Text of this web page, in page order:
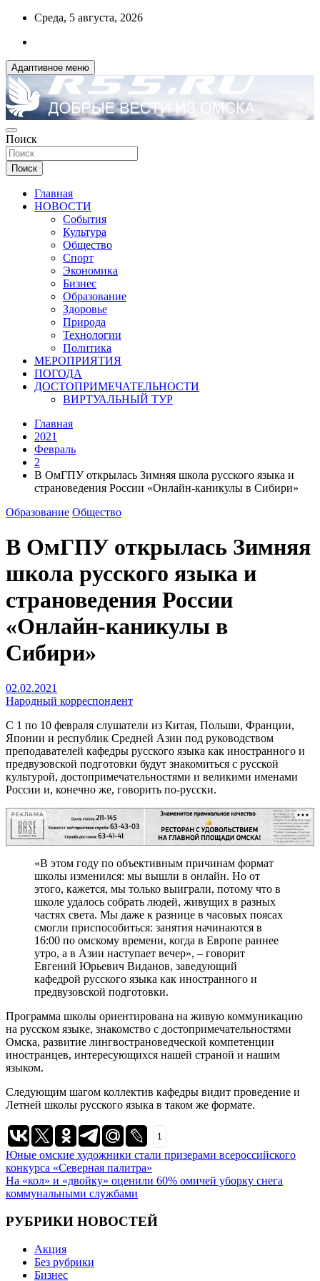
Перейти
содержимому
Среда, 5 августа, 2026
Адаптивное меню
R55.RU
ДОБРЫЕ ВЕСТИ ИЗ ОМСКА
Поиск
Поиск
Главная
НОВОСТИ
События
Культура
Общество
Спорт
Экономика
Бизнес
Образование
Здоровье
Природа
Технологии
Политика
МЕРОПРИЯТИЯ
ПОГОДА
ДОСТОПРИМЕЧАТЕЛЬНОСТИ
ВИРТУАЛЬНЫЙ ТУР
Главная
2021
Февраль
2
В ОмГПУ открылась Зимняя школа русского языка и
страноведения России «Онлайн-каникулы в Сибири»
Образование Общество
В ОмГПУ открылась Зимняя
школа русского языка и
страноведения России
«Онлайн-каникулы в
Сибири»
02.02.2021
Народный корреспондент
С 1 по 10 февраля слушатели из Китая, Польши, Франции,
Японии и республик Средней Азии под руководством
преподавателей кафедры русского языка как иностранного и
предвузовской подготовки будут знакомиться с русской
культурой, достопримечательностями и великими именами
России и, конечно же, говорить по-русски.
РЕКЛАМА
«В этом году по объективным причинам формат
школы изменился: мы вышли в онлайн. Но от
этого, кажется, мы только выиграли, потому что в
школе удалось собрать людей, живущих в разных
частях света. Мы даже к разнице в часовых поясах
смогли приспособиться: занятия начинаются в
16:00 по омскому времени, когда в Европе раннее
утро, а в Азии наступает вечер», – говорит
Евгений Юрьевич Виданов, заведующий
кафедрой русского языка как иностранного и
предвузовской подготовки.
Программа школы ориентирована на живую коммуникацию
на русском языке, знакомство с достопримечательностями
Омска, развитие лингвострановедческой компетенции
иностранцев, интересующихся нашей страной и нашим
языком.
Следующим шагом коллектив кафедры видит проведение и
Летней школы русского языка в таком же формате.
1
Навигация
по
записям
Юные омские художники стали призерами всероссийского
конкурса «Северная палитра»
На «кол» и «двойку» оценили 60% омичей уборку снега
коммунальными службами
РУБРИКИ НОВОСТЕЙ
Акция
Без рубрики
Бизнес